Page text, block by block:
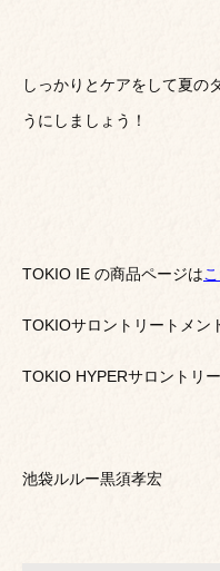
しっかりとケアをして夏の
うにしましょう！
TOKIO IE の商品ページは
TOKIOサロントリートメン
TOKIO HYPERサロントリ
池袋ルルー黒須孝宏